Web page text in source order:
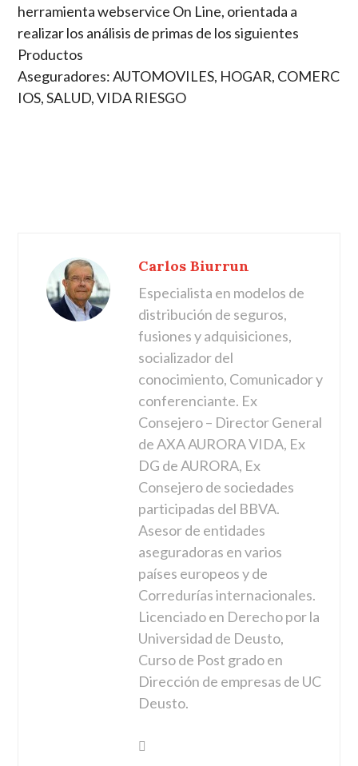
herramienta webservice On Line, orientada a
realizar los análisis de primas de los siguientes
Productos
Aseguradores: AUTOMOVILES, HOGAR, COMERC
IOS, SALUD, VIDA RIESGO
Carlos Biurrun
Especialista en modelos de
distribución de seguros,
fusiones y adquisiciones,
socializador del
conocimiento, Comunicador y
conferenciante. Ex
Consejero – Director General
de AXA AURORA VIDA, Ex
DG de AURORA, Ex
Consejero de sociedades
participadas del BBVA.
Asesor de entidades
aseguradoras en varios
países europeos y de
Corredurías internacionales.
Licenciado en Derecho por la
Universidad de Deusto,
Curso de Post grado en
Dirección de empresas de UC
Deusto.